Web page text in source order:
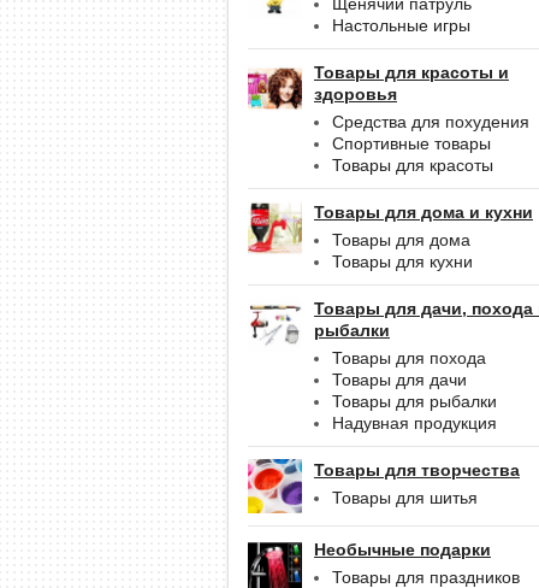
Настольные игры
Товары для красоты и
здоровья
Средства для похудения
Спортивные товары
Товары для красоты
Товары для дома и кухни
Товары для дома
Товары для кухни
Товары для дачи, похода
рыбалки
Товары для похода
Товары для дачи
Товары для рыбалки
Надувная продукция
Товары для творчества
Товары для шитья
Необычные подарки
Товары для праздников